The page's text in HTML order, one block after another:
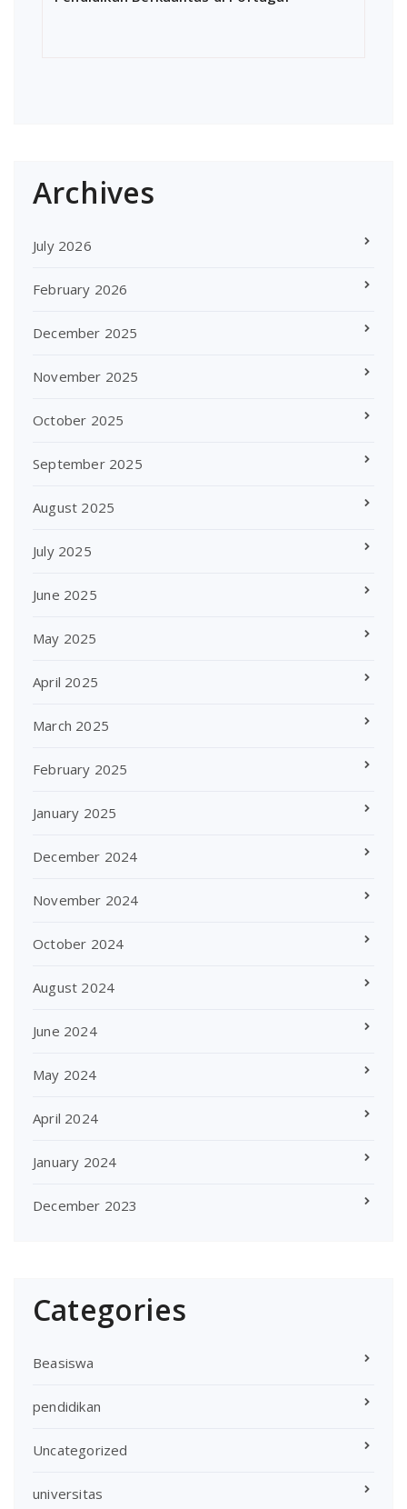
Archives
July 2026
February 2026
December 2025
November 2025
October 2025
September 2025
August 2025
July 2025
June 2025
May 2025
April 2025
March 2025
February 2025
January 2025
December 2024
November 2024
October 2024
August 2024
June 2024
May 2024
April 2024
January 2024
December 2023
Categories
Beasiswa
pendidikan
Uncategorized
universitas